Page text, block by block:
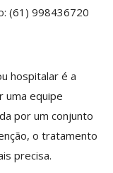
(61) 998436720
hospitalar é a
uma equipe
por um conjunto
o tratamento
precisa.